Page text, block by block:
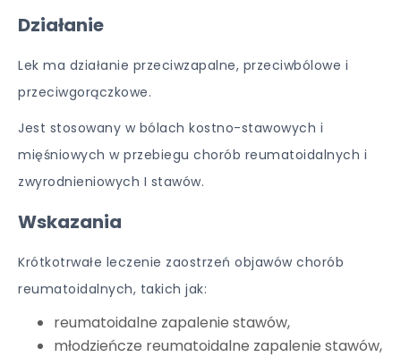
Działanie
Lek ma działanie przeciwzapalne, przeciwbólowe i
przeciwgorączkowe.
Jest stosowany w bólach kostno-stawowych i
mięśniowych w przebiegu chorób reumatoidalnych i
zwyrodnieniowych I stawów.
Wskazania
Krótkotrwałe leczenie zaostrzeń objawów chorób
reumatoidalnych, takich jak:
reumatoidalne zapalenie stawów,
młodzieńcze reumatoidalne zapalenie stawów,